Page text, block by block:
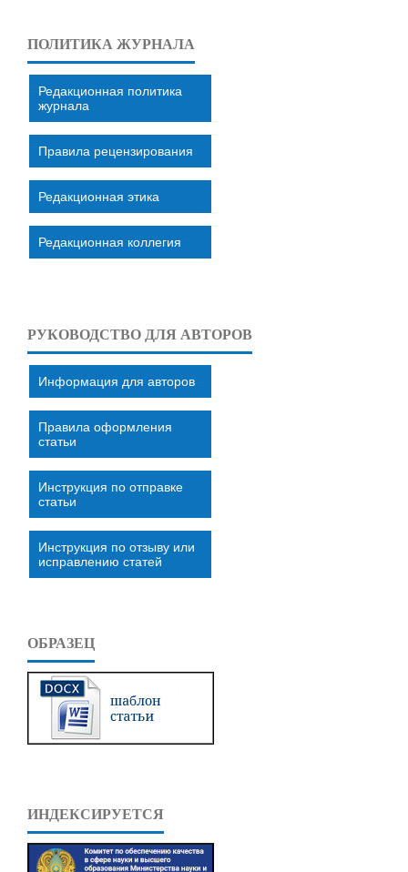
ПОЛИТИКА ЖУРНАЛА
Редакционная политика
журнала
Правила рецензирования
Редакционная этика
Редакционная коллегия
РУКОВОДСТВО ДЛЯ АВТОРОВ
Информация для авторов
Правила оформления
статьи
Инструкция по отправке
статьи
Инструкция по отзыву или
исправлению статей
ОБРАЗЕЦ
ИНДЕКСИРУЕТСЯ